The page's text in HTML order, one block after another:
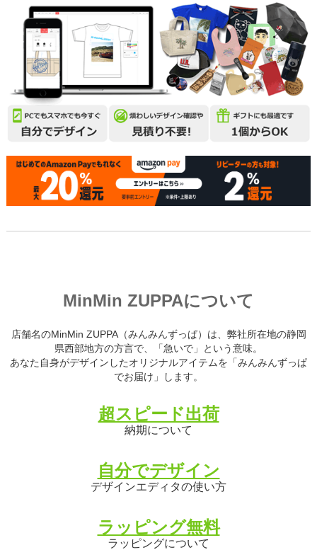
MinMin ZUPPAについて
店舗名のMinMin ZUPPA（みんみんずっぱ）は、弊社所在地の静岡
県西部地方の方言で、「急いで」という意味。
あなた自身がデザインしたオリジナルアイテムを「みんみんずっぱ
でお届け」します。
超スピード出荷
納期について
自分でデザイン
デザインエディタの使い方
ラッピング無料
ラッピングについて